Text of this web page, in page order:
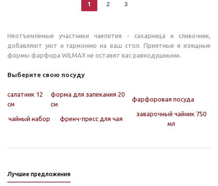
1 2 3
Неотъемлемые участники чаепития - сахарница и сливочник,
добавляют уют и гармонию на ваш стол. Приятные и изящные
формы фарфора WILMAX не оставят вас равнодушными.
Выберите свою посуду
салатник 12
см
форма для запекания 20
см
фарфоровая посуда
чайный набор френч-пресс для чая
заварочный чайник 750
мл
Лучшие предложения